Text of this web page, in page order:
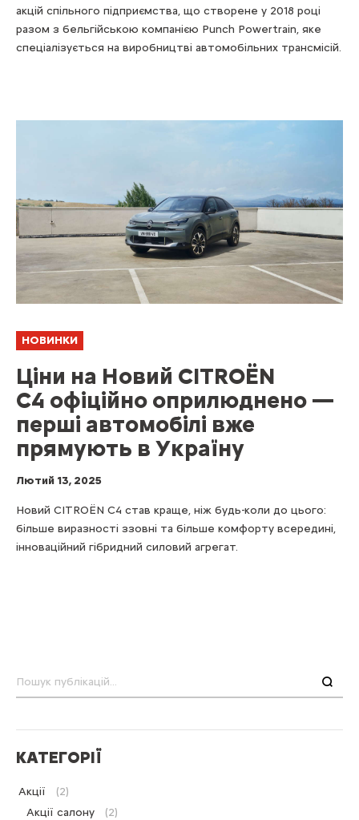
акцій спільного підприємства, що створене у 2018 році
разом з бельгійською компанією Punch Powertrain, яке
спеціалізується на виробництві автомобільних трансмісій.
НОВИНКИ
Ціни на Новий CITROËN
C4 офіційно оприлюднено —
перші автомобілі вже
прямують в Україну
Лютий 13, 2025
Новий CITROЁN С4 став краще, ніж будь-коли до цього:
більше виразності ззовні та більше комфорту всередині,
інноваційний гібридний силовий агрегат.
КАТЕГОРІЇ
Акції
(2)
Акції салону
(2)